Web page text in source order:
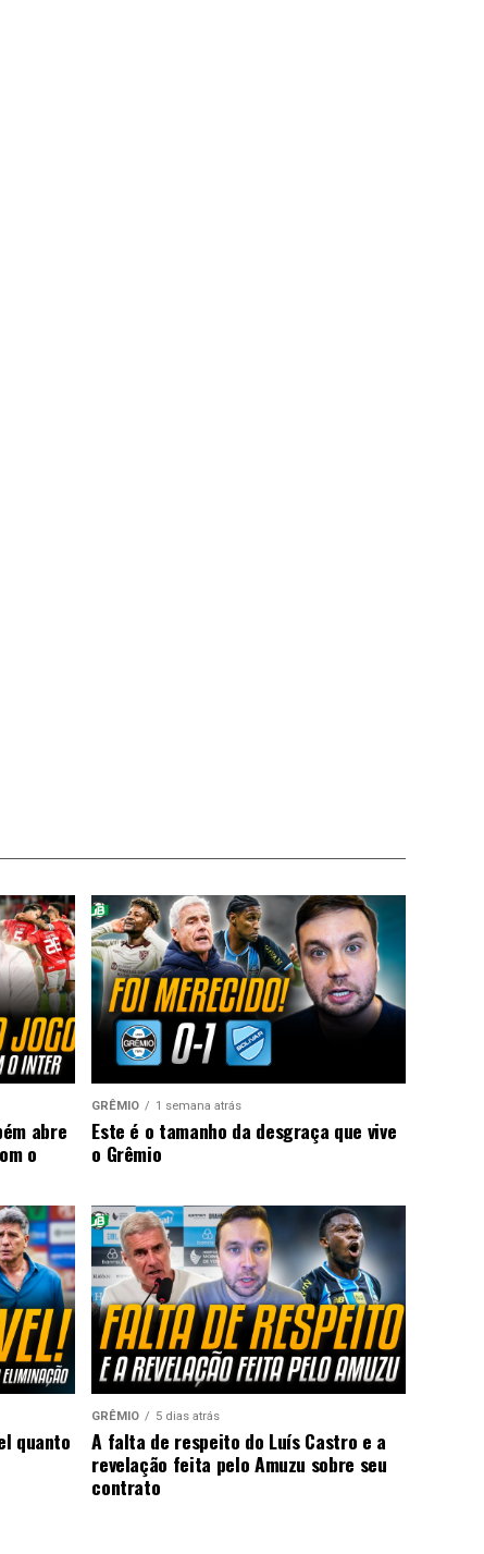
abre
o
GRÊMIO 1 semana atrás
Este é o tamanho da desgraça que vive
o Grêmio
quanto
GRÊMIO 5 dias atrás
A falta de respeito do Luís Castro e a
revelação feita pelo Amuzu sobre seu
contrato